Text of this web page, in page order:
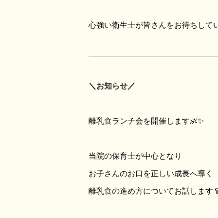
心強い衛生士が皆さんをお待ちして
＼ お知らせ／
離乳食ランチ会を開催します👶✨
当院の保育士が中心となり
お子さんのお口を正しい成長へ導く
離乳食の進め方についてお話します🥄